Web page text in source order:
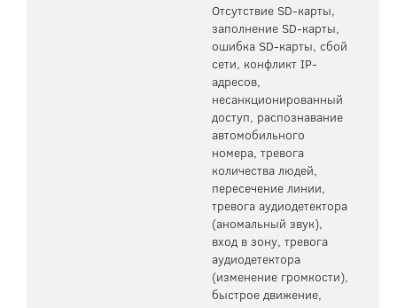
Отсутствие SD-карты,
заполнение SD-карты,
ошибка SD-карты, сбой
сети, конфликт IP-
адресов,
несанкционированный
доступ, распознавание
автомобильного
номера, тревога
количества людей,
пересечение линии,
тревога аудиодетектора
(аномальный звук),
вход в зону, тревога
аудиодетектора
(изменение громкости),
быстрое движение,